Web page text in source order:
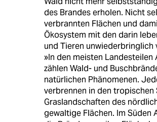
des Brandes erholen. Nicht
verbrannten Flächen und
Ökosystem mit den darin
und Tieren unwiederbringlich
»In den meisten Landesteilen
zählen Wald- und
natürlichen Phänomenen.
verbrennen in den tropischen
Graslandschaften des
gewaltige Flächen. Im Süden